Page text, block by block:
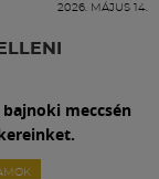
2026. MÁJUS 14.
meccsén